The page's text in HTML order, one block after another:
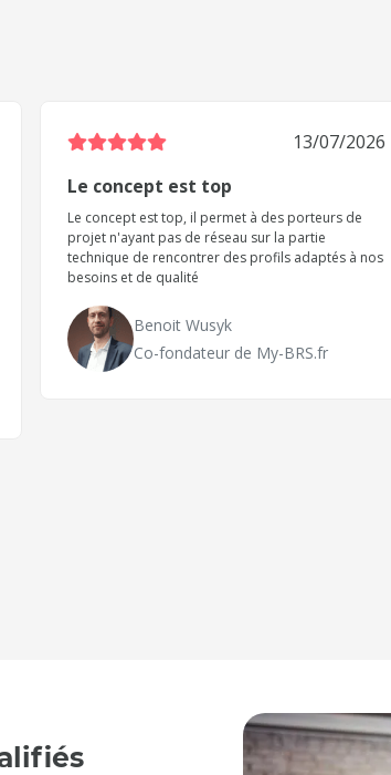
13/07/2026
Le concept est top
Le concept est top, il permet à des porteurs de
projet n'ayant pas de réseau sur la partie
technique de rencontrer des profils adaptés à nos
besoins et de qualité
Benoit Wusyk
Co-fondateur de My-BRS.fr